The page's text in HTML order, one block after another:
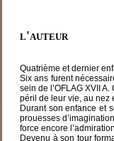
l'auteur
Quatrième et dernier
Six ans furent
sein de l’OFLAG XVII
péril de leur vie, au nez
Durant son enfance et
prouesses
force encore
Devenu à son tour